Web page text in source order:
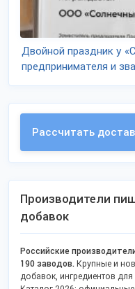
Двойной праздник у
предпринимателя и
Рассчитать
Производители
добавок
Российские
190 заводов. Крупные и
добавок, ингредиентов